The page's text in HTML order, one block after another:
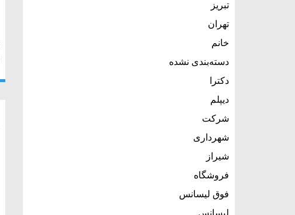
تبریز
تهران
خانم
دسته‌بندی نشده
دکترا
دیپلم
شرکت
شهرداری
شیراز
فروشگاه
فوق لیسانس